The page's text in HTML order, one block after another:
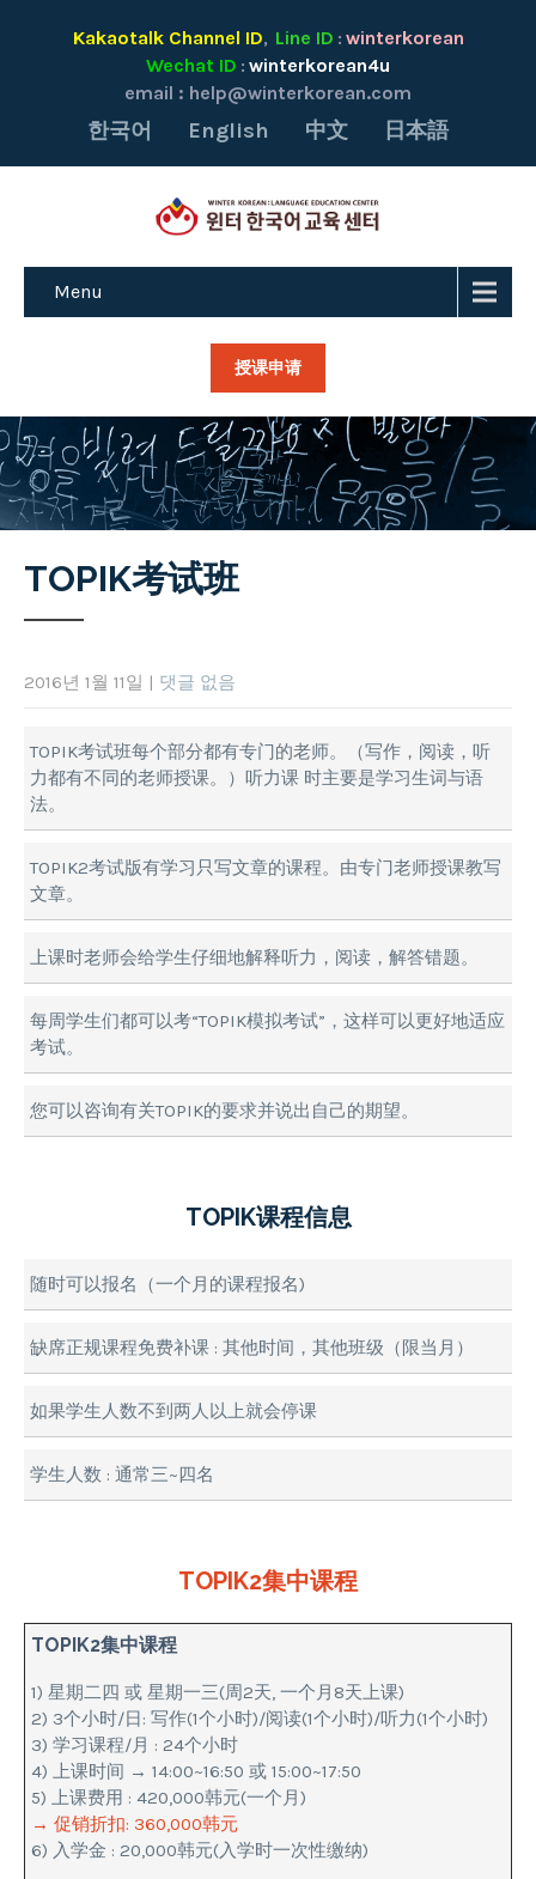
Kakaotalk Channel ID, Line ID : winterkorean
Wechat ID : winterkorean4u
email : help@winterkorean.com
한국어 English 中文 日本語
Menu
授课申请
TOPIK考试班
2016년 1월 11일 | 댓글 없음
TOPIK考试班每个部分都有专门的老师。（写作，阅读，听
力都有不同的老师授课。）听力课 时主要是学习生词与语
法。
TOPIK2考试版有学习只写文章的课程。由专门老师授课教写
文章。
上课时老师会给学生仔细地解释听力，阅读，解答错题。
每周学生们都可以考“TOPIK模拟考试”，这样可以更好地适应
考试。
您可以咨询有关TOPIK的要求并说出自己的期望。
TOPIK课程信息
随时可以报名（一个月的课程报名)
缺席正规课程免费补课 : 其他时间，其他班级（限当月）
如果学生人数不到两人以上就会停课
学生人数 : 通常三~四名
TOPIK2集中课程
TOPIK2集中课程
1) 星期二四 或 星期一三(周2天, 一个月8天上课)
2) 3个小时/日: 写作(1个小时)/阅读(1个小时)/听力(1个小时)
3) 学习课程/月 : 24个小时
4) 上课时间 → 14:00~16:50 或 15:00~17:50
5) 上课费用 : 420,000韩元(一个月)
→ 促销折扣: 360,000韩元
6) 入学金 : 20,000韩元(入学时一次性缴纳)